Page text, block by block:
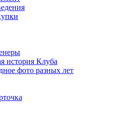
история Клуба
фото разных лет